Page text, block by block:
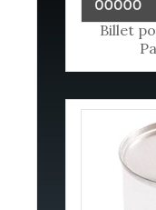
Billet